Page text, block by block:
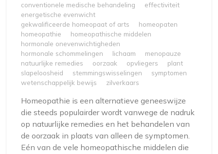
conventionele medische behandeling
effectiviteit
energetische evenwicht
gekwalificeerde homeopaat of arts
homeopaten
homeopathie
homeopathische middelen
hormonale onevenwichtigheden
hormonale schommelingen
lichaam
menopauze
natuurlijke remedies
oorzaak opvliegers
plant
slapeloosheid
stemmingswisselingen
symptomen
wetenschappelijk bewijs
zilverkaars
Homeopathie is een alternatieve geneeswijze
die steeds populairder wordt vanwege de nadruk
op natuurlijke remedies en het behandelen van
de oorzaak in plaats van alleen de symptomen.
Eén van de vele homeopathische middelen die